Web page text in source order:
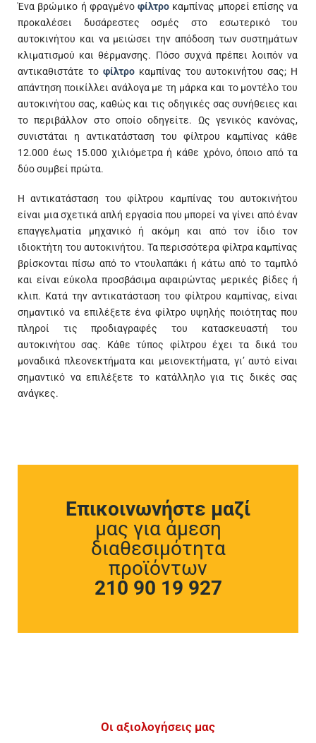
Ένα βρώμικο ή φραγμένοφίλτρο καμπίνας μπορεί επίσης να
προκαλέσει δυσάρεστες οσμές στο εσωτερικό του
αυτοκινήτου και να μειώσει την απόδοση των συστημάτων
κλιματισμού και θέρμανσης. Πόσο συχνά πρέπει λοιπόν να
αντικαθιστάτε το φίλτρο καμπίνας του αυτοκινήτου σας; Η
απάντηση ποικίλλει ανάλογα με τη μάρκα και το μοντέλο του
αυτοκινήτου σας, καθώς και τις οδηγικές σας συνήθειες και
το περιβάλλον στο οποίο οδηγείτε. Ως γενικός κανόνας,
συνιστάται η αντικατάσταση του φίλτρου καμπίνας κάθε
12.000 έως 15.000 χιλιόμετρα ή κάθε χρόνο, όποιο από τα
δύο συμβεί πρώτα.
Η αντικατάσταση του φίλτρου καμπίνας του αυτοκινήτου
είναι μια σχετικά απλή εργασία που μπορεί να γίνει από έναν
επαγγελματία μηχανικό ή ακόμη και από τον ίδιο τον
ιδιοκτήτη του αυτοκινήτου. Τα περισσότερα φίλτρα καμπίνας
βρίσκονται πίσω από το ντουλαπάκι ή κάτω από το ταμπλό
και είναι εύκολα προσβάσιμα αφαιρώντας μερικές βίδες ή
κλιπ. Κατά την αντικατάσταση του φίλτρου καμπίνας, είναι
σημαντικό να επιλέξετε ένα φίλτρο υψηλής ποιότητας που
πληροί τις προδιαγραφές του κατασκευαστή του
αυτοκινήτου σας. Κάθε τύπος φίλτρου έχει τα δικά του
μοναδικά πλεονεκτήματα και μειονεκτήματα, γι’ αυτό είναι
σημαντικό να επιλέξετε το κατάλληλο για τις δικές σας
ανάγκες.
Επικοινωνήστε μαζί
μας για άμεση
διαθεσιμότητα
προϊόντων
210 90 19 927
Οι αξιολογήσεις μας